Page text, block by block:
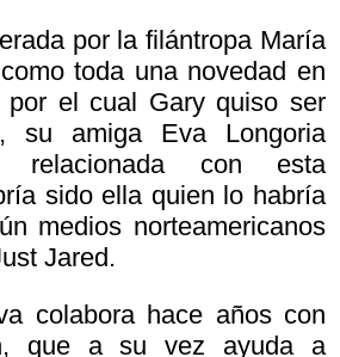
por la filántropa María
toda una novedad en
por el cual Gary quiso ser
su amiga Eva Longoria
relacionada con esta
sido ella quien lo habría
medios norteamericanos
Jared.
colabora hace años con
que a su vez ayuda a